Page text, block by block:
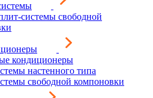
системы свободной
кондиционеры
настенного типа
свободной компоновки